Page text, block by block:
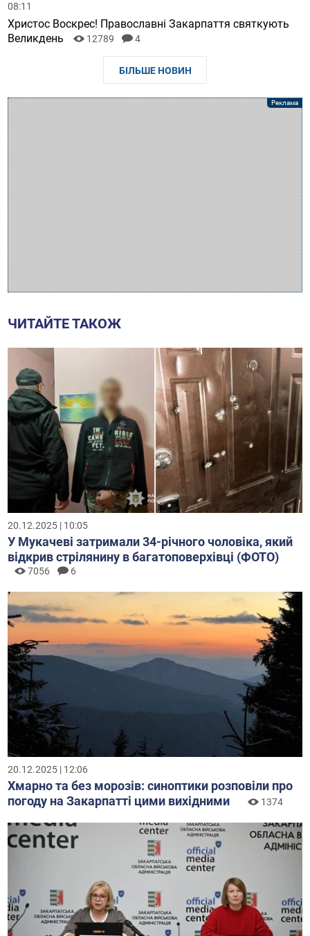
08:11
Христос Воскрес! Православні Закарпаття святкують
Великдень
12789 4
БІЛЬШЕ НОВИН
ЧИТАЙТЕ ТАКОЖ
20.12.2025 | 10:05
У Мукачеві затримали 34-річного чоловіка, який
відкрив стрілянину в багатоповерхівці (ФОТО)
7056 6
20.12.2025 | 12:06
Хмарно та без морозів: синоптики розповіли про
погоду на Закарпатті цими вихідними
1374